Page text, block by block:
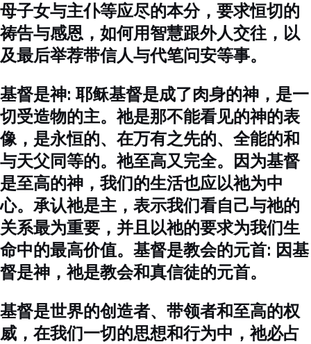
母子女与主仆等应尽的本分，要求恒切的
祷告与感恩，如何用智慧跟外人交往，以
及最后举荐带信人与代笔问安等事。
基督是神: 耶稣基督是成了肉身的神，是一
切受造物的主。祂是那不能看见的神的表
像，是永恒的、在万有之先的、全能的和
与天父同等的。祂至高又完全。因为基督
是至高的神，我们的生活也应以祂为中
心。承认祂是主，表示我们看自己与祂的
关系最为重要，并且以祂的要求为我们生
命中的最高价值。基督是教会的元首: 因基
督是神，祂是教会和真信徒的元首。
基督是世界的创造者、带领者和至高的权
威，在我们一切的思想和行为中，祂必占